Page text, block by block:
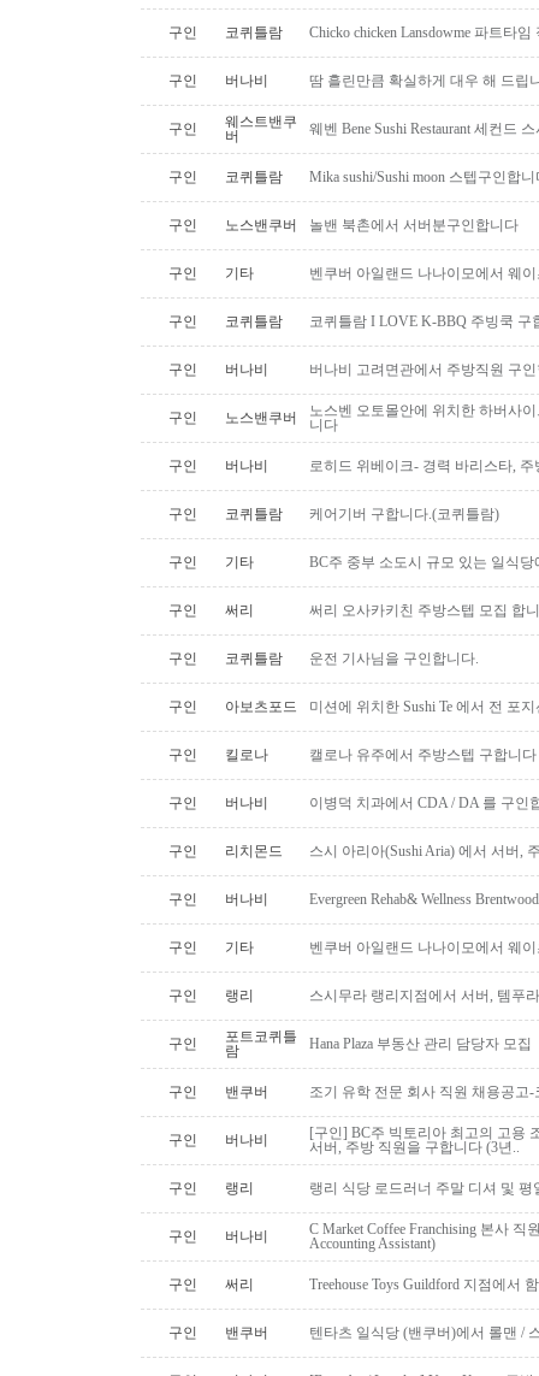
구인 코퀴틀람 Chicko chicken Lansdowme 파트타
구인 버나비 땀 흘린만큼 확실하게 대우 해 드립
구인
웨스트밴쿠
버
웨벤 Bene Sushi Restaurant 세컨드
구인 코퀴틀람 Mika sushi/Sushi moon 스텝구인합
구인 노스밴쿠버 놀밴 북촌에서 서버분구인합니다
구인 기타 벤쿠버 아일랜드 나나이모에서 웨
구인 코퀴틀람 코퀴틀람 I LOVE K-BBQ 주빙쿡 구
구인 버나비 버나비 고려면관에서 주방직원 구
구인 노스밴쿠버
노스벤 오토몰안에 위치한 하버사
니다
구인 버나비 로히드 위베이크- 경력 바리스타, 주
구인 코퀴틀람 케어기버 구합니다.(코퀴틀람)
구인 기타 BC주 중부 소도시 규모 있는 일식
구인 써리 써리 오사카키친 주방스텝 모집 합
구인 코퀴틀람 운전 기사님을 구인합니다.
구인 아보츠포드 미션에 위치한 Sushi Te 에서 전 포
구인 킬로나 캘로나 유주에서 주방스텝 구합니다
구인 버나비 이병덕 치과에서 CDA / DA 를 구인
구인 리치몬드 스시 아리아(Sushi Aria) 에서 서버,
구인 버나비 Evergreen Rehab& Wellness
구인 기타 벤쿠버 아일랜드 나나이모에서 웨
구인 랭리 스시무라 랭리지점에서 서버, 템푸
구인
포트코퀴틀
람
Hana Plaza 부동산 관리 담당자 모집
구인 밴쿠버 조기 유학 전문 회사 직원 채용공고
구인 버나비
[구인] BC주 빅토리아 최고의 고용
서버, 주방 직원을 구합니다 (3년..
구인 랭리 랭리 식당 로드러너 주말 디셔 및
구인 버나비
C Market Coffee Franchising 본사 직
Accounting Assistant)
구인 써리 Treehouse Toys Guildford 지점에서
구인 밴쿠버 텐타츠 일식당 (밴쿠버)에서 롤맨 /